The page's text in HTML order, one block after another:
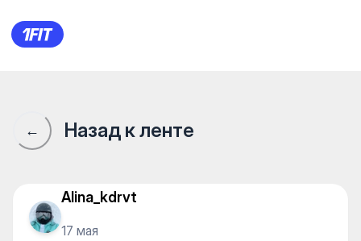
Возобновила занятия
← Назад к ленте
Alina_kdrvt
17 мая